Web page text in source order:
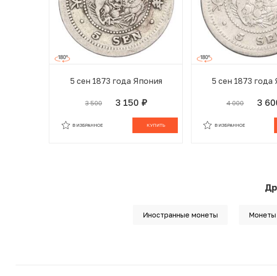
5 сен 1873 года Япония
3 500 3 150 руб.
КУПИТЬ
В ИЗБРАННОЕ
5 сен 1873 года
4 000 3
В ИЗБРАННОЕ
Иностранные монеты Монеты